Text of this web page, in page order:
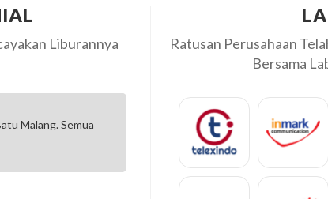
Liburannya
Malang. Semua
tq labiru tour untuk service
berlibur di jogja... staff yang
waktu kalo...
Ratusan Perusahaan
Bersama